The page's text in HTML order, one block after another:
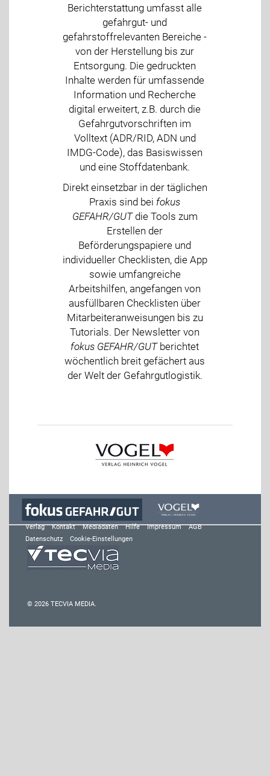
Berichterstattung umfasst alle
gefahrgut- und
gefahrstoffrelevanten Bereiche -
von der Herstellung bis zur
Entsorgung. Die gedruckten
Inhalte werden für umfassende
Information und Recherche
digital erweitert, z.B. durch die
Gefahrgutvorschriften im
Volltext (ADR/RID, ADN und
IMDG-Code), das Basiswissen
und eine Stoffdatenbank.
Direkt einsetzbar in der täglichen
Praxis sind bei fokus
GEFAHR/GUTdie Tools zum
Erstellen der
Beförderungspapiere und
individueller Checklisten, die App
sowie umfangreiche
Arbeitshilfen, angefangen von
ausfüllbaren Checklisten über
Mitarbeiteranweisungen bis zu
Tutorials. Der Newsletter von
fokus GEFAHR/GUTberichtet
wöchentlich breit gefächert aus
der Welt der Gefahrgutlogistik.
Verlag Kontakt Mediadaten Hilfe Impressum
AGB
Datenschutz
Cookie-Einstellungen
© 2026 TECVIA MEDIA.